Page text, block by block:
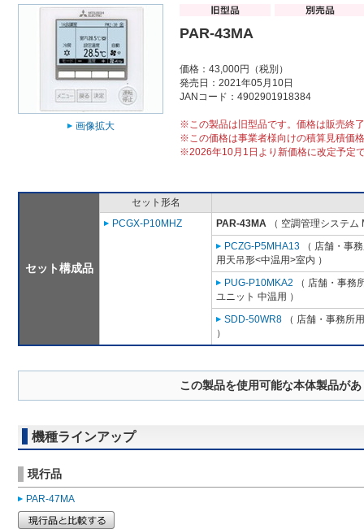
画像拡大
PAR-43MA
価格：43,000円（税別）
発売日：2021年05月10日
JANコード：4902901918384
※この製品は旧型品です。価格は販売終
※この価格は事業者様向けの積算見積価
※2026年10月1日より新価格に改定予定
セット構成品
セット形名
PCGX-P10MHZ
PAR-43MA （ 空調管理システム
PCZG-P5MHA13 （ 店舗・事
用天吊形<中温用>室内 ）
PUG-P10MKA2 （ 店舗・事務
ユニット 中温用 ）
SDD-50WR8 （ 店舗・事務所
）
この製品を使用可能な本体製品が
機種ラインアップ
現行品
PAR-47MA